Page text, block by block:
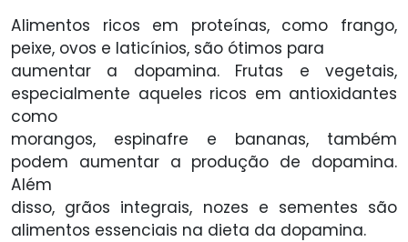
Alimentos ricos em proteínas, como frango,
peixe, ovos e laticínios, são ótimos para
aumentar a dopamina. Frutas e vegetais,
especialmente aqueles ricos em antioxidantes
como
morangos, espinafre e bananas, também
podem aumentar a produção de dopamina.
Além
disso, grãos integrais, nozes e sementes são
alimentos essenciais na dieta da dopamina.